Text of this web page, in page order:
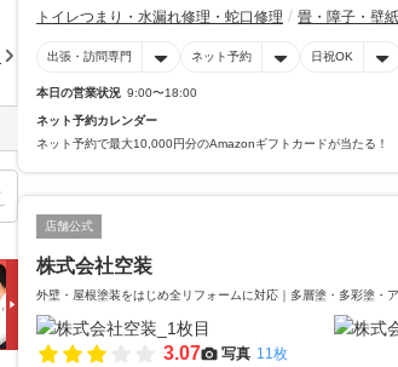
トイレつまり・水漏れ修理・蛇口修理
畳・障子・壁
出張・訪問専門 ネット予約 日祝OK
本日の営業状況 9:00〜18:00
ネット予約カレンダー
ネット予約で最大10,000円分のAmazonギフトカードが当たる！
店舗公式
株式会社空装
外壁・屋根塗装をはじめ全リフォームに対応｜多層塗・多彩塗・
3.07 写真 11枚